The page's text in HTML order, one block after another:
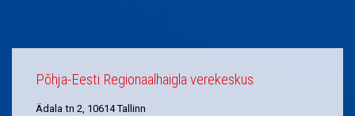
Põhja-Eesti Regionaalhaigla verekeskus
Ädala tn 2, 10614 Tallinn